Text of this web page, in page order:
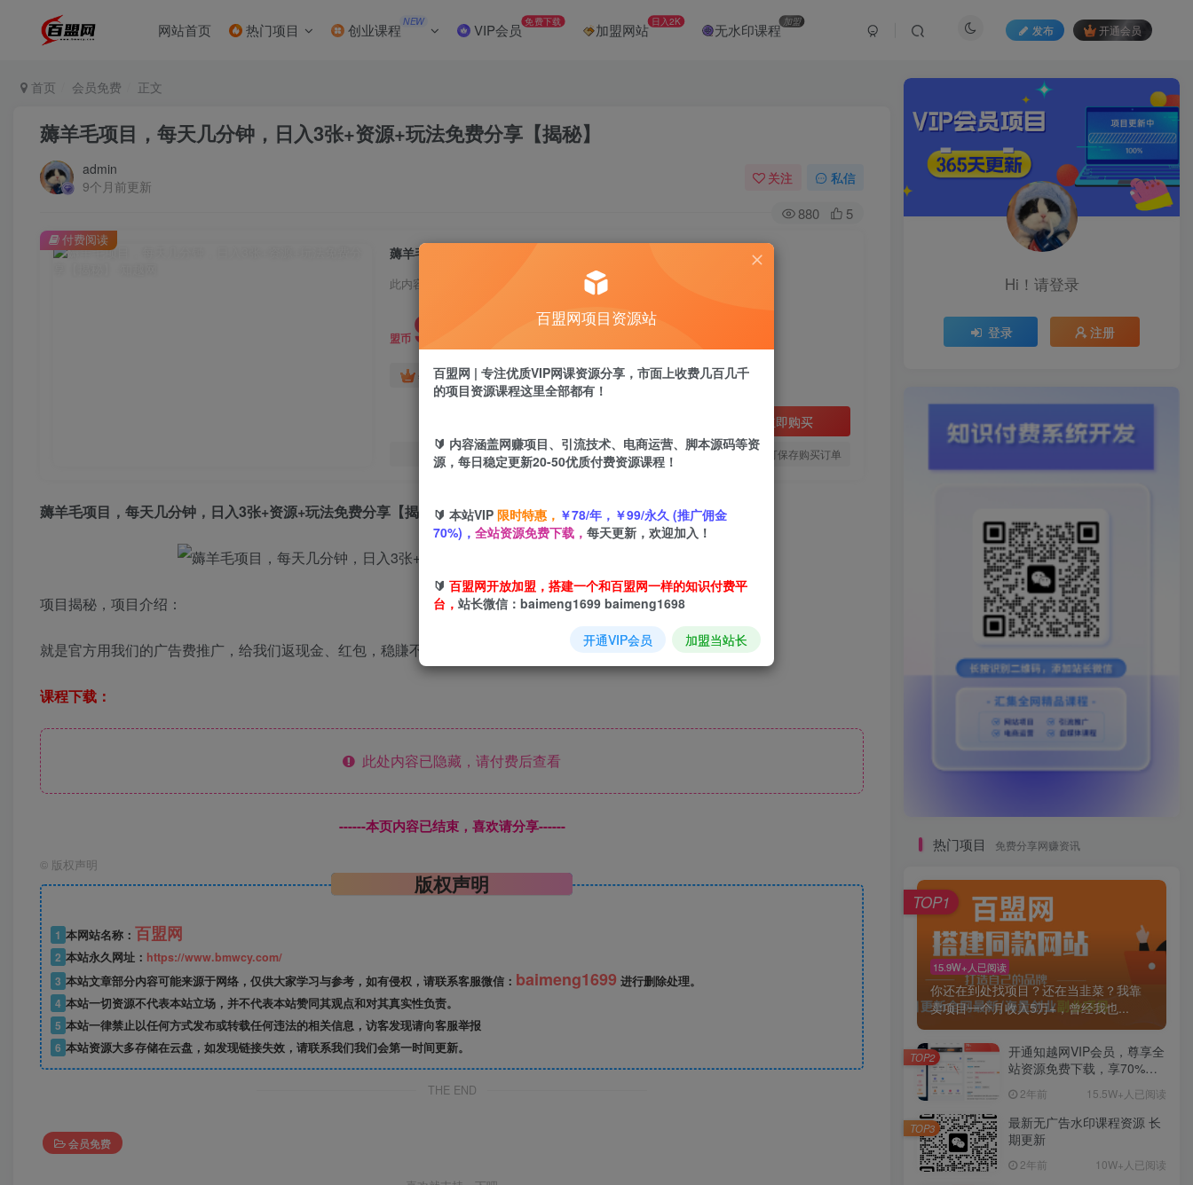
网站首页 热门项目 创业课程 NEW VIP会员 免费下载 加盟网站 日入2K 无水印课程 加盟
发布 开通会员
首页 会员免费 正文
薅羊毛项目，每天几分钟，日入3张+资源+玩法免费分享【揭秘】
admin
9个月前更新
关注 私信
880 5
薅羊毛项目，每天几分钟，日入3张+资源+玩法免费分享【揭秘】
此内容为付费阅读，请付费后查看
盟币 9.9
年卡会员免费 永久会员免费
立即购买
您当前未登录！建议登陆后购买，可保存购买订单
付费阅读
薅羊毛项目，每天几分钟，日入3张+资源+玩法免费分享【揭秘】
项目揭秘，项目介绍：
就是官方用我们的广告费推广，给我们返现金、红包，稳賺不赔，纯纯的薅羊毛（吃羊肉）。
课程下载：
此处内容已隐藏，请付费后查看
------本页内容已结束，喜欢请分享------
© 版权声明
版权声明
1 本网站名称： 百盟网
2 本站永久网址： https://www.bmwcy.com/
3 本站文章部分内容可能来源于网络，仅供大家学习与参考，如有侵权，请联系客服微信： baimeng1699 进行删除处理。
4 本站一切资源不代表本站立场，并不代表本站赞同其观点和对其真实性负责。
5 本站一律禁止以任何方式发布或转载任何违法的相关信息，访客发现请向客服举报
6 本站资源大多存储在云盘，如发现链接失效，请联系我们我们会第一时间更新。
THE END
会员免费
Hi！请登录
登录 注册
热门项目 免费分享网赚资讯
15.9W+人已阅读
你还在到处找项目？还在当韭菜？我靠
卖项目一个月收入5万+，曾经我也...
TOP1
开通知越网VIP会员，尊享全
站资源免费下载，享70%的
惠】2年前 15.5W+人已阅读
TOP2
最新无广告水印课程资源 长
期更新
2年前 10W+人已阅读
TOP3
百盟网项目资源站
百盟网 | 专注优质VIP网课资源分享，市面上收费几百几千
的项目资源课程这里全部都有！
🔰 内容涵盖网赚项目、引流技术、电商运营、脚本源码等资
源，每日稳定更新20-50优质付费资源课程！
🔰 本站VIP 限时特惠， ￥78/年，￥99/永久 (推广佣金
70%)， 全站资源免费下载， 每天更新，欢迎加入！
🔰 百盟网开放加盟，搭建一个和百盟网一样的知识付费平
台， 站长微信：baimeng1699 baimeng1698
开通VIP会员 加盟当站长